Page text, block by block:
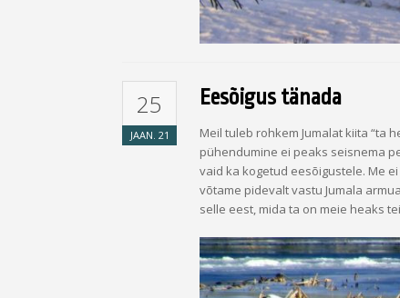
25
JAAN. 21
Eesõigus tänada
Meil tuleb rohkem Jumalat kiita “ta
pühendumine ei peaks seisnema
vaid ka kogetud eesõigustele. Me
võtame pidevalt vastu Jumala
selle eest, mida ta on meie heaks